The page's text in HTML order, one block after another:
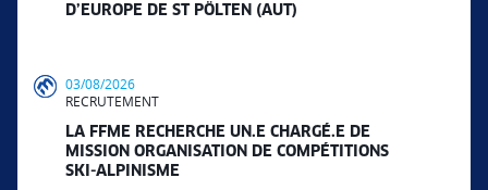
D’EUROPE DE ST PÖLTEN (AUT)
03/08/2026
RECRUTEMENT
LA FFME RECHERCHE UN.E CHARGÉ.E DE
MISSION ORGANISATION DE COMPÉTITIONS
SKI-ALPINISME